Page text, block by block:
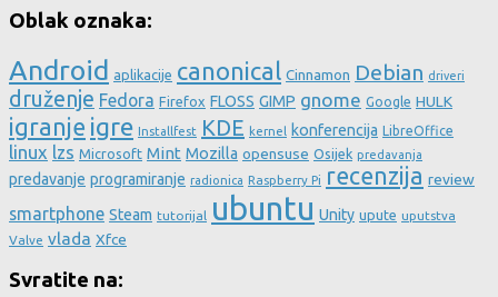
Oblak oznaka:
Android aplikacije canonical Cinnamon Debian driveri
druženje Fedora Firefox FLOSS GIMP gnome Google HULK
igranje igre Installfest KDE kernel konferencija LibreOffice
linux lzs Microsoft Mint Mozilla opensuse Osijek predavanja
predavanje programiranje radionica Raspberry Pi recenzija review
smartphone Steam tutorijal ubuntu Unity upute uputstva
Valve vlada Xfce
Svratite na: